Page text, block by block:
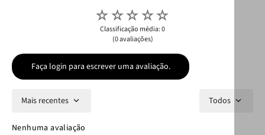
☆☆☆☆☆
Classificação média: 0
(0 avaliações)
Faça login para escrever uma avaliação.
Mais recentes Todos
Nenhuma avaliação